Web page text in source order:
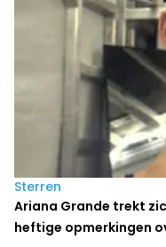
Sterren
Ariana Grande trekt
heftige opmerkingen